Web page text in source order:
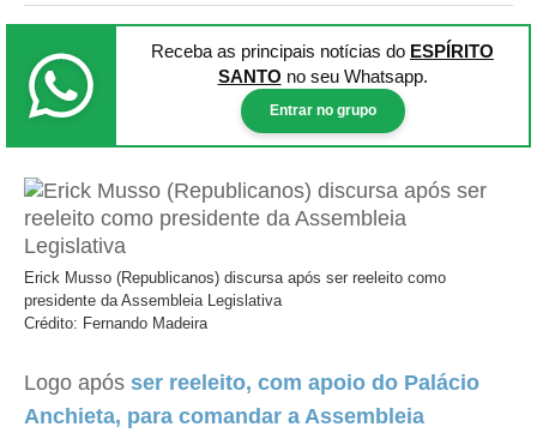
Receba as principais notícias do ESPÍRITO
SANTO no seu Whatsapp.
Entrar no grupo
Erick Musso (Republicanos) discursa após ser reeleito como
presidente da Assembleia Legislativa
Crédito: Fernando Madeira
Logo após ser reeleito, com apoio do Palácio
Anchieta, para comandar a Assembleia